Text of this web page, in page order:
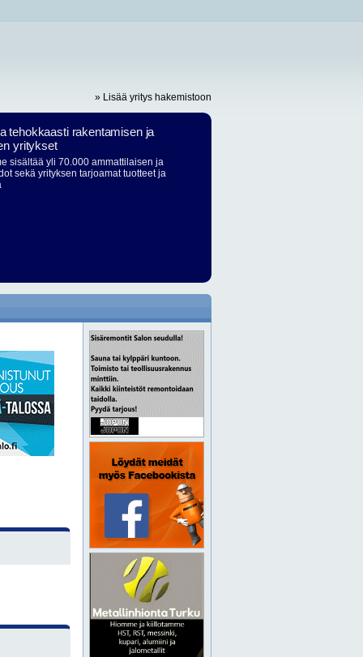
» Lisää yritys hakemistoon
tehokkaasti rakentamisen ja
yritykset
sisältää yli 70.000 ammattilaisen ja
sekä yrityksen tarjoamat tuotteet ja